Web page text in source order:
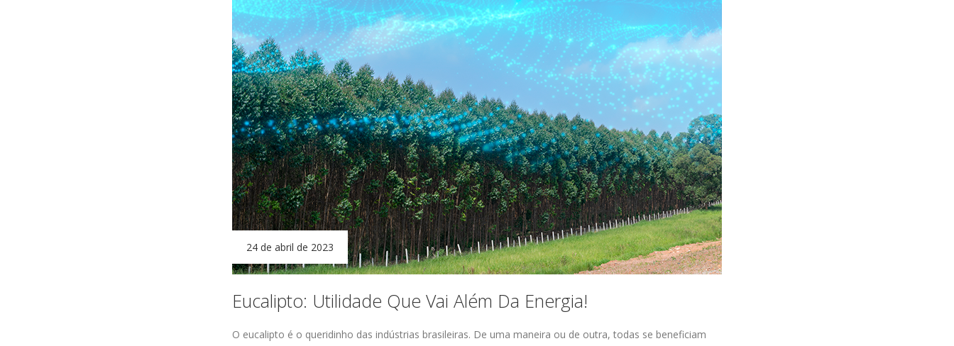
24 de abril de 2023
Eucalipto: Utilidade Que Vai Além Da Energia!
O eucalipto é o queridinho das indústrias brasileiras. De uma maneira ou de outra, todas se beneficiam